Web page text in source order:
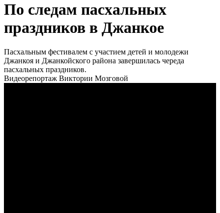
По следам пасхальных
праздников в Джанкое
Пасхальным фестивалем с участием детей и молодежи
Джанкоя и Джанкойского района завершилась череда
пасхальных праздников.
Видеорепортаж Виктории Мозговой